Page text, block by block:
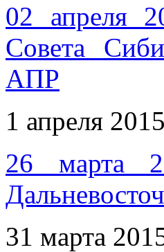
02 апреля
Совета
АПР
1 апреля 2015
26 марта
31 марта